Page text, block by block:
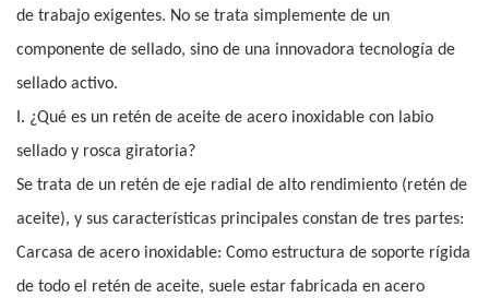
de trabajo exigentes. No se trata simplemente de un
componente de sellado, sino de una innovadora tecnología de
sellado activo.
I. ¿Qué es un retén de aceite de acero inoxidable con labio
sellado y rosca giratoria?
Se trata de un retén de eje radial de alto rendimiento (retén de
aceite), y sus características principales constan de tres partes:
Carcasa de acero inoxidable: Como estructura de soporte rígida
de todo el retén de aceite, suele estar fabricada en acero